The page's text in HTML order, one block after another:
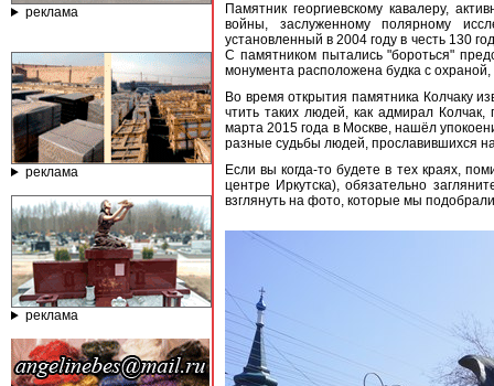
реклама
реклама
реклама
Памятник георгиевскому кавалеру,
войны, заслуженному полярному
установленный в 2004 году в честь 130
С памятником пытались "бороться"
монумента расположена будка с
Во время открытия памятника Колчаку
чтить таких людей, как адмирал
марта 2015 года в Москве, нашёл
разные судьбы людей, прославившихся
Если вы когда-то будете в тех краях,
центре Иркутска), обязательно
взглянуть на фото, которые мы